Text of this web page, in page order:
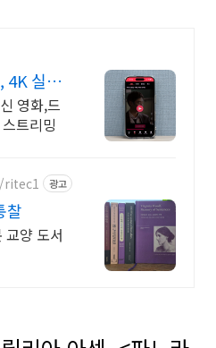
4K 실시
영화,드
트리밍
광고
찰
양 도서